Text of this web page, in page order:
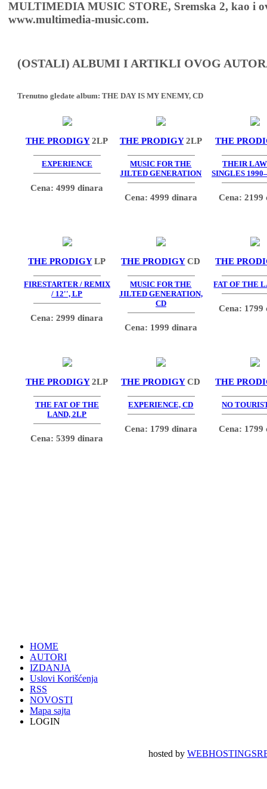
MULTIMEDIA MUSIC STORE, Sremska 2, kao i
www.multimedia-music.com.
(OSTALI) ALBUMI I ARTIKLI OVOG
Trenutno gledate album: THE DAY IS MY ENEMY, CD
THE PRODIGY2LP
EXPERIENCE
Cena: 4999 dinara
THE PRODIGY2LP
MUSIC FOR THE
JILTED GENERATION
Cena: 4999 dinara
THE
THEIR
SINGLES
Cena: 2199
THE PRODIGYLP
FIRESTARTER / REMIX
/ 12'', LP
Cena: 2999 dinara
THE PRODIGYCD
MUSIC FOR THE
JILTED GENERATION,
CD
Cena: 1999 dinara
THE
FAT OF THE
Cena: 1799
THE PRODIGY2LP
THE FAT OF THE
LAND, 2LP
Cena: 5399 dinara
THE PRODIGYCD
EXPERIENCE, CD
Cena: 1799 dinara
THE
NO
Cena: 1799
HOME
AUTORI
IZDANJA
Uslovi Korišćenja
RSS
NOVOSTI
Mapa sajta
LOGIN
hosted by